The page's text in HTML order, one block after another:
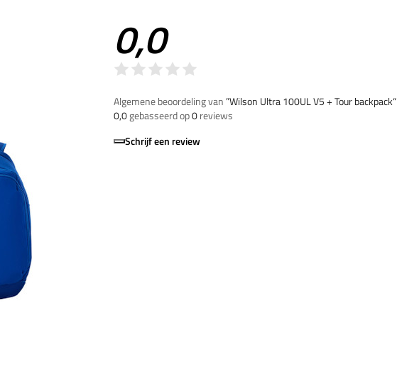
0,0
Algemene beoordeling van”Wilson Ultra 100UL V5 + Tour backpack“
0,0gebasseerd op0reviews
Schrijf een review